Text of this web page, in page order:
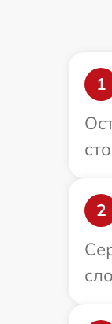
1
2